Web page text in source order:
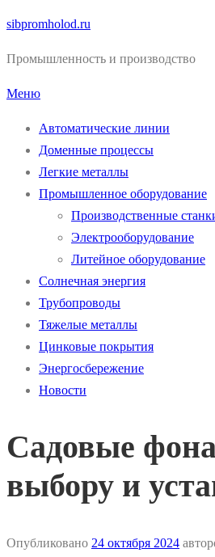
Перейти
содержимому
sibpromholod.ru
Промышленность и производство
Меню
Автоматические линии
Доменные процессы
Легкие металлы
Промышленное оборудование
Производственные
Электрооборудование
Литейное оборудование
Солнечная энергия
Трубопроводы
Тяжелые металлы
Цинковые покрытия
Энергосбережение
Новости
Садовые
выбору и
Опубликовано 24 октября 2024